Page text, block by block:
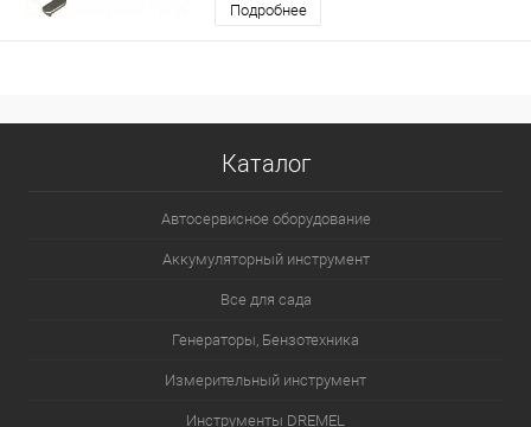
Подробнее
Каталог
Автосервисное оборудование
Аккумуляторный инструмент
Все для сада
Генераторы, Бензотехника
Измерительный инструмент
Инструменты DREMEL